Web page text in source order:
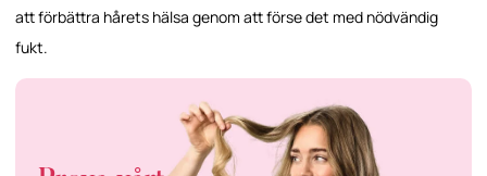
att förbättra hårets hälsa genom att förse det med nödvändig
fukt.